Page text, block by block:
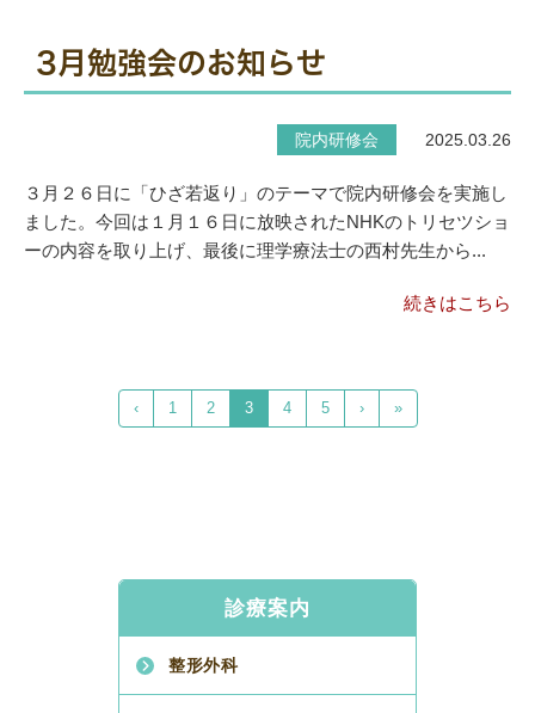
3月勉強会のお知らせ
院内研修会 2025.03.26
３月２６日に「ひざ若返り」のテーマで院内研修会を実施し
ました。今回は１月１６日に放映されたNHKのトリセツショ
ーの内容を取り上げ、最後に理学療法士の西村先生から...
続きはこちら
‹ 1 2 3 4 5 › »
診療案内
整形外科